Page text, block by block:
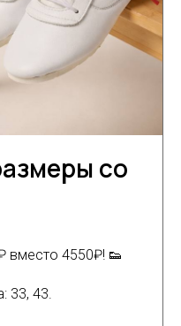
со
вместо 4550₽! 👟
33, 43.